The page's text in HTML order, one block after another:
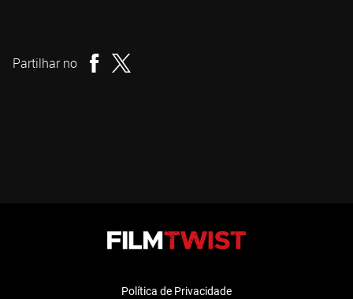
Partilhar no
Política de Privacidade